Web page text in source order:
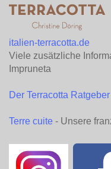
italien-terracotta.de
Viele zusätzliche
Impruneta
Der Terracotta Ratgeber
Terre cuite - Unsere